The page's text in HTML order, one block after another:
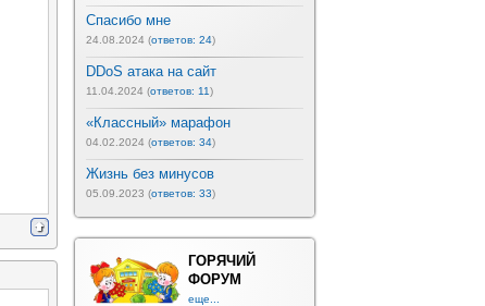
Спасибо мне
24.08.2024 (ответов: 24)
DDoS атака на сайт
11.04.2024 (ответов: 11)
«Классный» марафон
04.02.2024 (ответов: 34)
Жизнь без минусов
05.09.2023 (ответов: 33)
ГОРЯЧИЙ
ФОРУМ
еще...